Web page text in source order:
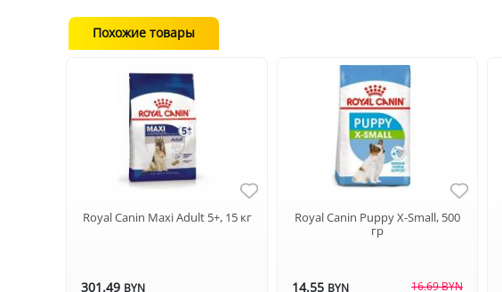
Похожие товары
Royal Canin Maxi Adult 5+, 15 кг
301.49 BYN
Royal Canin Puppy X-Small, 500
гр
14.55 BYN 16.69 BYN